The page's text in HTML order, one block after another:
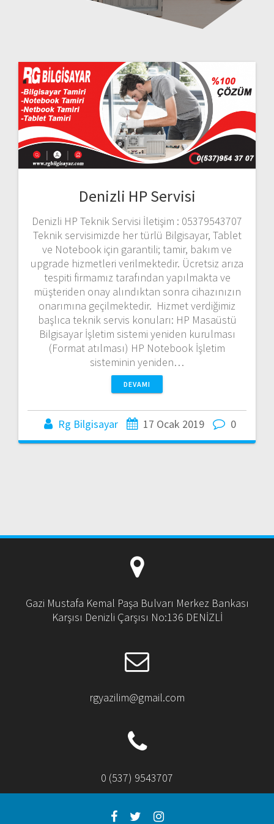
Denizli HP Servisi
Denizli HP Teknik Servisi İletişim : 05379543707
Teknik servisimizde her türlü Bilgisayar, Tablet
ve Notebook için garantili; tamir, bakım ve
upgrade hizmetleri verilmektedir. Ücretsiz arıza
tespiti firmamız tarafından yapılmakta ve
müşteriden onay alındıktan sonra cihazınızın
onarımına geçilmektedir. Hizmet verdiğimiz
başlıca teknik servis konuları: HP Masaüstü
Bilgisayar İşletim sistemi yeniden kurulması
(Format atılması) HP Notebook İşletim
sisteminin yeniden…
DEVAMI
Rg Bilgisayar 17 Ocak 2019 0
Gazi Mustafa Kemal Paşa Bulvarı Merkez Bankası
Karşısı Denizli Çarşısı No:136 DENİZLİ
rgyazilim@gmail.com
0 (537) 9543707